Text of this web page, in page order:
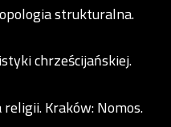
strukturalna.
chrześcijańskiej.
Kraków: Nomos.